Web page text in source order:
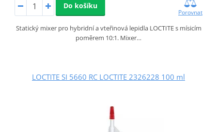
Do košíku
Porovnat
Statický mixer pro hybridní a vteřinová lepidla LOCTITE s mísicím
poměrem 10:1. Mixer…
LOCTITE SI 5660 RC LOCTITE 2326228 100 ml